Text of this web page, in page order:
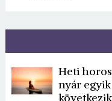
Heti
nyár
következik